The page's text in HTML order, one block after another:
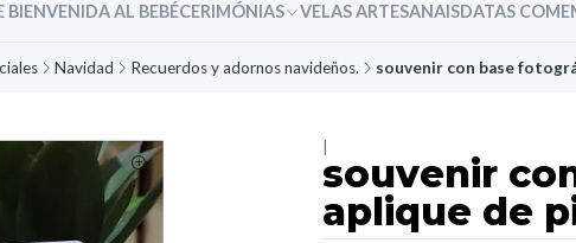
BIENVENIDA AL BEBÉCERIMÓNIAS VELAS ARTESANAISDATAS
Navidad Recuerdos y adornos navideños. souvenir con base
souvenir
aplique de